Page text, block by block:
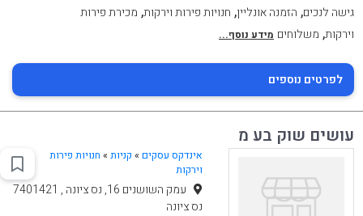
גישה לנכים, הזמנה אונליין, חנויות פירות וירקות, מכירת פירות
וירקות, משלוחים מידע נוסף...
לפרטים נוספים
עושים שוק בע מ
אינדקס עסקים » קניות» חנויות פירות
וירקות
עמק השושנים 16, נס ציונה , 7401421
נס ציונה